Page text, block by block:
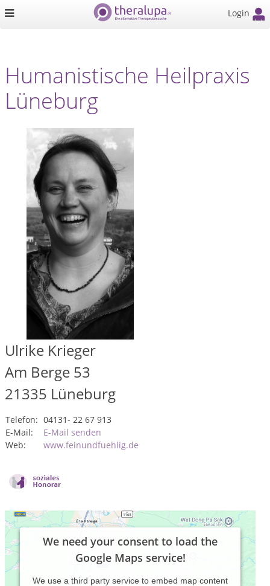
Login
Humanistische Heilpraxis
Lüneburg
Ulrike Krieger
Am Berge 53
21335 Lüneburg
Telefon: 04131- 22 67 913
E-Mail:
E-Mail senden
Web:
www.feinundfuehlig.de
We need your consent to load the
Google Maps service!
We use a third party service to embed map content